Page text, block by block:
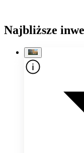
Najbliższe